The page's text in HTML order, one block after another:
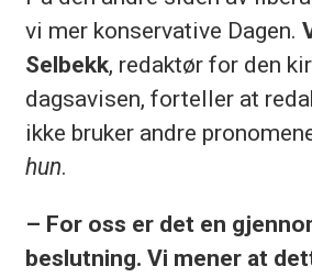
vi mer konservative Dagen.
Selbekk, redaktør for den
dagsavisen, forteller at
ikke bruker andre
hun.
– For oss er det en
beslutning. Vi mener at